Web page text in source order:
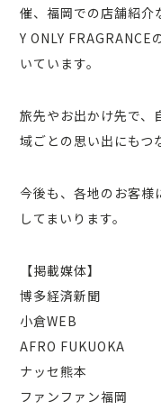
催、福岡での店舗紹介
Y ONLY
いています。
旅先やお出かけ先で、
域ごとの思い出にもつ
今後も、各地のお客様
してまいります。
【掲載媒体】
博多経済新聞
小倉WEB
AFRO FUKUOKA
ナッセ熊本
ファンファン福岡